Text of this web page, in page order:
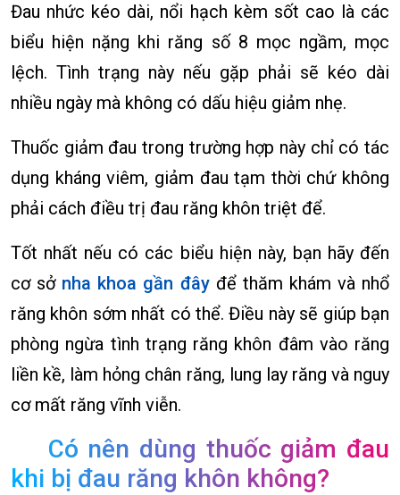
Đau nhức kéo dài, nổi hạch kèm sốt cao là các
biểu hiện nặng khi răng số 8 mọc ngầm, mọc
lệch. Tình trạng này nếu gặp phải sẽ kéo dài
nhiều ngày mà không có dấu hiệu giảm nhẹ.
Thuốc giảm đau trong trường hợp này chỉ có tác
dụng kháng viêm, giảm đau tạm thời chứ không
phải cách điều trị đau răng khôn triệt để.
Tốt nhất nếu có các biểu hiện này, bạn hãy đến
cơ sở nha khoa gần đâyđể thăm khám và nhổ
răng khôn sớm nhất có thể. Điều này sẽ giúp bạn
phòng ngừa tình trạng răng khôn đâm vào răng
liền kề, làm hỏng chân răng, lung lay răng và nguy
cơ mất răng vĩnh viễn.
Có nên dùng thuốc giảm đau
khi bị đau răng khôn không?